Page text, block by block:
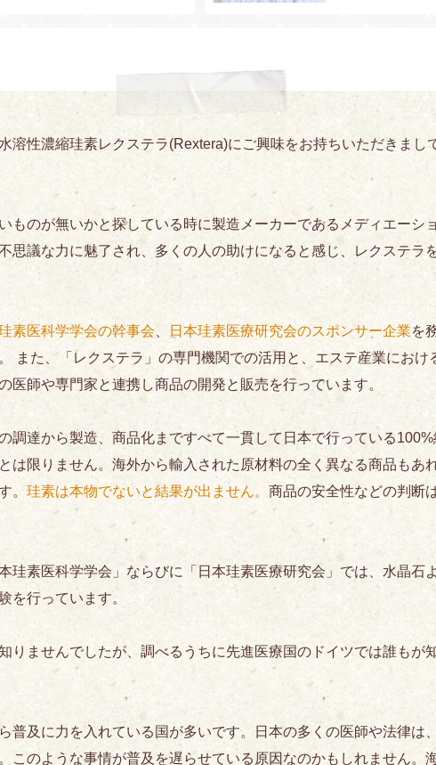
溶性濃縮珪素レクステラ(Rextera)にご興味をお持ちいただきまし
ものが無いかと探している時に製造メーカーであるメディエーシ
思議な力に魅了され、多くの人の助けになると感じ、レクステラ
素医科学学会の幹事会 日本珪素医療研究会のスポンサー企業を
また、「レクステラ」の専門機関での活用と、エステ産業におけ
医師や専門家と連携し商品の開発と販売を行っています。
調達から製造、商品化まですべて一貫して日本で行っている
は限りません。海外から輸入された原材料の全く異なる商品もあ
。 珪素は本物でないと結果が出ません。 商品の安全性などの判断
珪素医科学学会」ならびに「日本珪素医療研究会」では、水晶石
を行っています。
りませんでしたが、調べるうちに先進医療国のドイツでは誰もが
普及に力を入れている国が多いです。日本の多くの医師や法律は
このような事情が普及を遅らせている原因なのかもしれません。